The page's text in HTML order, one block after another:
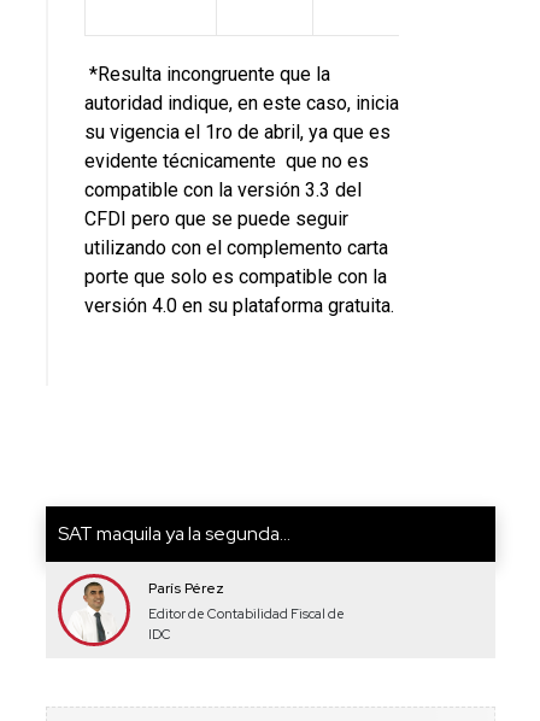
*Resulta incongruente que la
autoridad indique, en este caso, inicia
su vigencia el 1ro de abril, ya que es
evidente técnicamente que no es
compatible con la versión 3.3 del
CFDI pero que se puede seguir
utilizando con el complemento carta
porte que solo es compatible con la
versión 4.0 en su plataforma gratuita.
SAT maquila ya la segunda...
París Pérez
Editor de Contabilidad Fiscal de
IDC